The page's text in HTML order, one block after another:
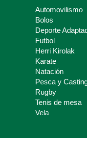
Automovilismo
Bolos
Deporte
Futbol
Herri Kirolak
Karate
Natación
Pesca y
Rugby
Tenis de mesa
Vela